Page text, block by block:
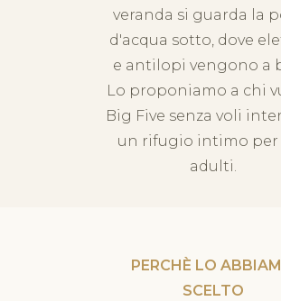
veranda si guarda la
d'acqua sotto, dove
e antilopi vengono a
Lo proponiamo a chi
Big Five senza voli
un rifugio intimo per
adulti.
PERCHÈ LO
SCELTO